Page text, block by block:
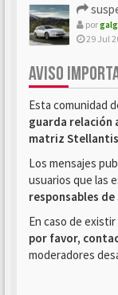
por
29 Jul
AVISO
Esta comunidad
guarda relación
matriz Stellantis
Los mensajes
usuarios que las
responsables
En caso de
por favor,
moderadores